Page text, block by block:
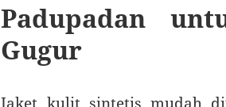
Padupadan
Gugur